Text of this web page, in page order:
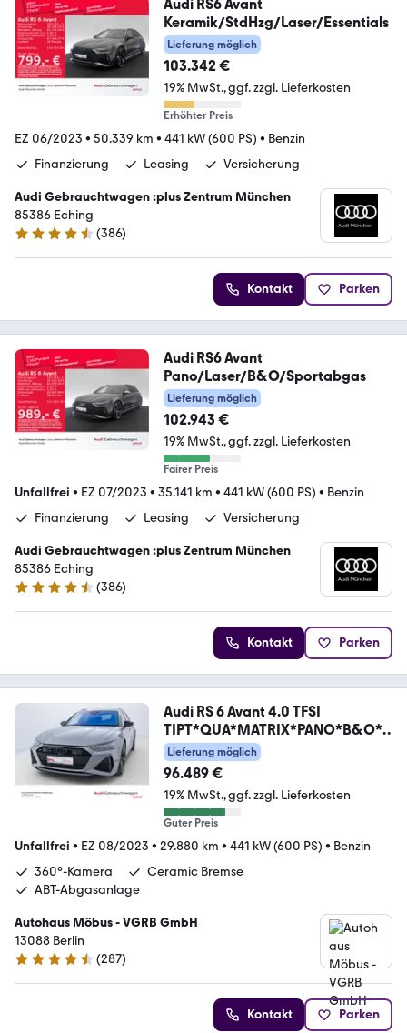
Audi RS6 Avant
Keramik/StdHzg/Laser/Essentials
Lieferung möglich
103.342 €
19% MwSt. ggf. zzgl. Lieferkosten
Erhöhter Preis
EZ 06/2023 • 50.339 km • 441 kW (600 PS) • Benzin
Finanzierung
Leasing Versicherung
Audi Gebrauchtwagen :plus Zentrum München
85386 Eching
4.5 Sterne
(386)
Kontakt Parken
Audi RS6 Avant
Pano/Laser/B&O/Sportabgas
Lieferung möglich
102.943 €
19% MwSt. ggf. zzgl. Lieferkosten
Fairer Preis
Unfallfrei • EZ 07/2023 • 35.141 km • 441 kW (600 PS) • Benzin
Finanzierung
Leasing Versicherung
Audi Gebrauchtwagen :plus Zentrum München
85386 Eching
4.5 Sterne
(386)
Kontakt Parken
Audi RS 6 Avant 4.0 TFSI
TIPT*QUA*MATRIX*PANO*B&O*H
UD
Lieferung möglich
96.489 €
19% MwSt. ggf. zzgl. Lieferkosten
Guter Preis
Unfallfrei • EZ 08/2023 • 29.880 km • 441 kW (600 PS) • Benzin
360°-Kamera
Ceramic Bremse
ABT-Abgasanlage
Autohaus Möbus - VGRB GmbH
13088 Berlin
4.5 Sterne
(287)
Kontakt Parken